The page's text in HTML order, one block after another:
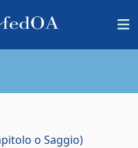
o Saggio)